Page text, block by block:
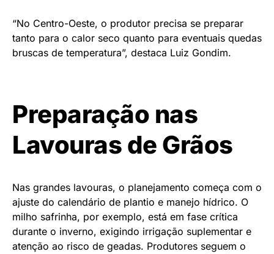
“No Centro-Oeste, o produtor precisa se preparar
tanto para o calor seco quanto para eventuais quedas
bruscas de temperatura”, destaca Luiz Gondim.
Preparação nas
Lavouras de Grãos
Nas grandes lavouras, o planejamento começa com o
ajuste do calendário de plantio e manejo hídrico. O
milho safrinha, por exemplo, está em fase crítica
durante o inverno, exigindo irrigação suplementar e
atenção ao risco de geadas. Produtores seguem o